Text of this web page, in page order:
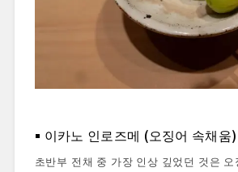
이카노 인로즈메 (오징어 속채움)
초반부 전채 중 가장 인상 깊었던 것은 오